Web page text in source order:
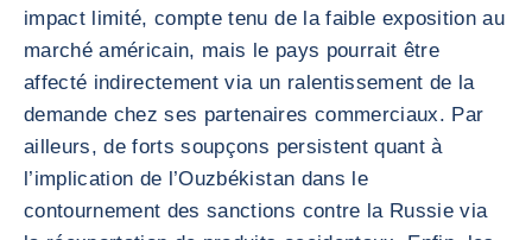
impact limité, compte tenu de la faible exposition au
marché américain, mais le pays pourrait être
affecté indirectement via un ralentissement de la
demande chez ses partenaires commerciaux. Par
ailleurs, de forts soupçons persistent quant à
l’implication de l’Ouzbékistan dans le
contournement des sanctions contre la Russie via